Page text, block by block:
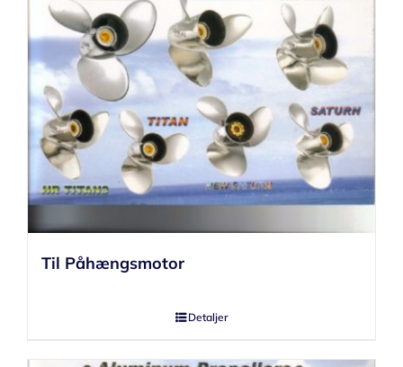
Til Påhængsmotor
Detaljer